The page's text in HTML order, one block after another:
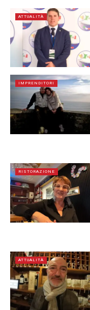
ATTUALITÀ
IMPRENDITORI
RISTORAZIONE
ATTUALITÀ